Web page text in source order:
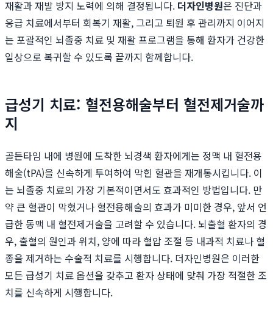
재활과 재발 방지 노력에 의해 결정됩니다. 더자인병원은 진단과
응급 치료에서부터 회복기 재활, 그리고 퇴원 후 관리까지 이어지
는 포괄적인 뇌졸중 치료 및 재활 프로그램을 통해 환자가 건강한
일상으로 복귀할 수 있도록 끝까지 함께합니다.
급성기 치료: 혈전용해술부터 혈전제거술까
지
골든타임 내에 병원에 도착한 뇌경색 환자에게는 정맥 내 혈전용
해술(tPA)을 신속하게 투여하여 막힌 혈관을 재개통시킵니다. 이
는 뇌졸중 치료의 가장 기본적이면서도 효과적인 방법입니다. 만
약 큰 혈관이 막혔거나 혈전용해술의 효과가 미미한 경우, 앞서 언
급한 동맥 내 혈전제거술을 고려할 수 있습니다. 뇌출혈 환자의 경
우, 출혈의 원인과 위치, 양에 따라 혈압 조절 등 내과적 치료나 혈
종을 제거하는 수술적 치료를 시행합니다. 더자인병원은 이러한
모든 급성기 치료 옵션을 갖추고 환자 상태에 맞춰 가장 적절한 조
치를 신속하게 시행합니다.